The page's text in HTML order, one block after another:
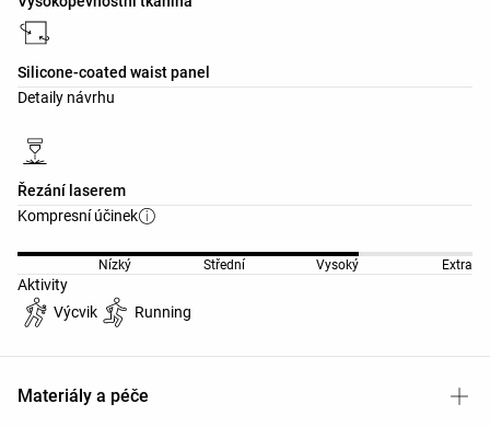
Silicone-coated waist panel
Detaily návrhu
Řezání laserem
Kompresní účinek
Nízký Střední Vysoký Extra
Aktivity
Výcvik
Running
Materiály a péče